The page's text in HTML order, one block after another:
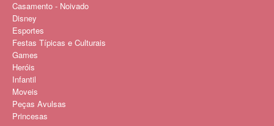
Casamento - Noivado
Disney
Esportes
Festas Típicas e Culturais
Games
Heróis
Infantil
Moveis
Peças Avulsas
Princesas